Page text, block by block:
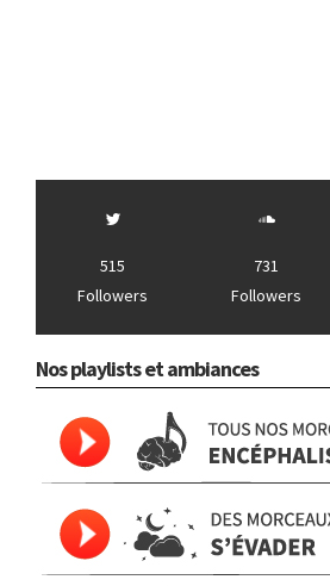
515
Followers
731
Followers
Nos playlists et ambiances